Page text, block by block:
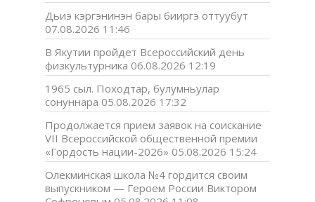
Дьиэ кэргэнинэн бары бииргэ оттуубут
07.08.2026 11:46
В Якутии пройдет Всероссийский день
физкультурника 06.08.2026 12:19
1965 сыл. Походтар, булумньулар
сонуннара 05.08.2026 17:32
Продолжается прием заявок на соискание
VII Всероссийской общественной премии
«Гордость нации-2026» 05.08.2026 15:24
Олекминская школа №4 гордится своим
выпускником — Героем России Виктором